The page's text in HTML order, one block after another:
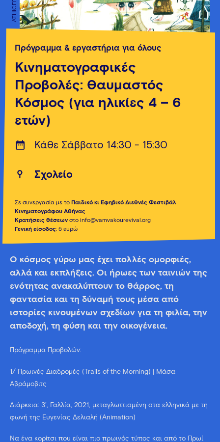
ATHICFF
Πρόγραμμα & εργαστήρια για όλους
Κινηματογραφικές
Προβολές: Θαυμαστός
Κόσμος (για ηλικίες 4 – 6
ετών)
Κάθε Σάββατο 14:30 - 15:30
Σχολείο
Σε συνεργασία με το Παιδικό κι Εφηβικό Διεθνές Φεστιβάλ
Κινηματογράφου Αθήνας
Κρατήσεις θέσεωνστο info@vamvakourevival.org
Γενική είσοδος: 5 ευρώ
Ο κόσμος γύρω μας έχει πολλές ομορφιές,
αλλά και εκπλήξεις. Οι ήρωες των ταινιών της
ενότητας ανακαλύπτουν το θάρρος, τη
φαντασία και τη δύναμή τους μέσα από
ιστορίες κινουμένων σχεδίων για τη φιλία, την
αποδοχή, τη φύση και την οικογένεια.
Πρόγραμμα Προβολών:
1/ Πρωινές Διαδρομές (Trails of the Morning) | Μάσα
Αβράμοβιτς
Διάρκεια: 3’, Γαλλία, 2021, μεταγλωττισμένη στα ελληνικά με τη
φωνή της Ευγενίας Δελιαλή (Animation)
Να ένα κορίτσι που είναι πιο πρωινός τύπος και από το Πρωί